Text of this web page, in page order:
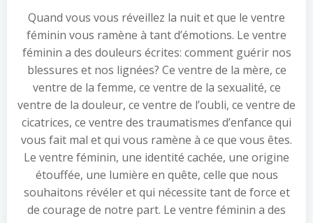
Quand vous vous réveillez la nuit et que le ventre
féminin vous ramène à tant d’émotions. Le ventre
féminin a des douleurs écrites: comment guérir nos
blessures et nos lignées? Ce ventre de la mère, ce
ventre de la femme, ce ventre de la sexualité, ce
ventre de la douleur, ce ventre de l’oubli, ce ventre de
cicatrices, ce ventre des traumatismes d’enfance qui
vous fait mal et qui vous ramène à ce que vous êtes.
Le ventre féminin, une identité cachée, une origine
étouffée, une lumière en quête, celle que nous
souhaitons révéler et qui nécessite tant de force et
de courage de notre part. Le ventre féminin a des